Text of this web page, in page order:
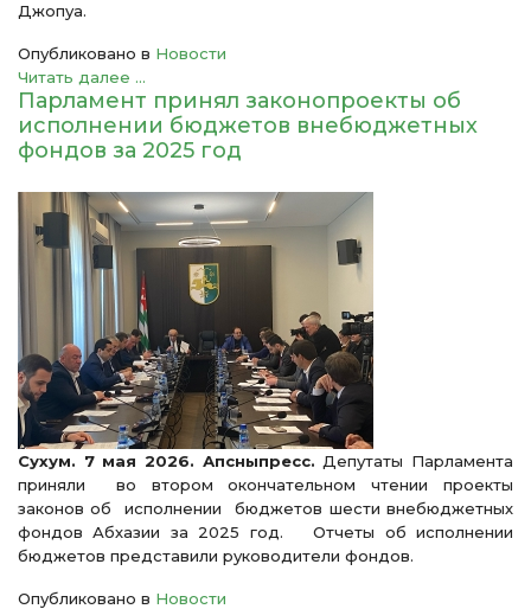
Джопуа.
Опубликовано в Новости
Читать далее ...
Парламент принял законопроекты об
исполнении бюджетов внебюджетных
фондов за 2025 год
Сухум. 7 мая 2026. Апсныпресс. Депутаты Парламента
приняли во втором окончательном чтении проекты
законов об исполнении бюджетов шести внебюджетных
фондов Абхазии за 2025 год. Отчеты об исполнении
бюджетов представили руководители фондов.
Опубликовано в Новости